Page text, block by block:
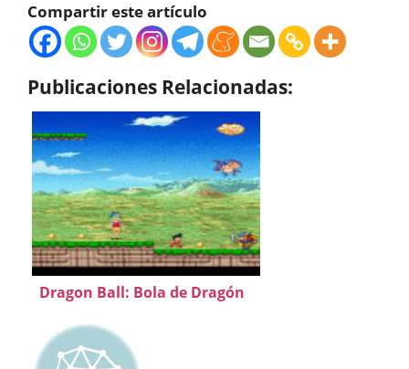
Compartir este artículo
Publicaciones Relacionadas:
Dragon Ball: Bola de Dragón